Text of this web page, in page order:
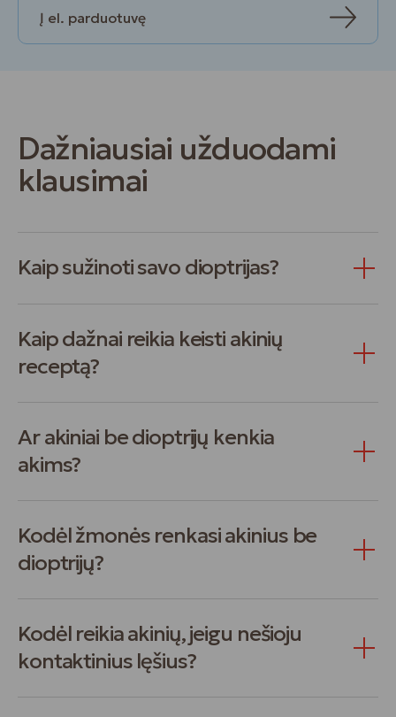
Į el. parduotuvę
Dažniausiai užduodami
klausimai
Kaip sužinoti savo dioptrijas?
Kaip dažnai reikia keisti akinių
receptą?
Ar akiniai be dioptrijų kenkia
akims?
Kodėl žmonės renkasi akinius be
dioptrijų?
Kodėl reikia akinių, jeigu nešioju
kontaktinius lęšius?